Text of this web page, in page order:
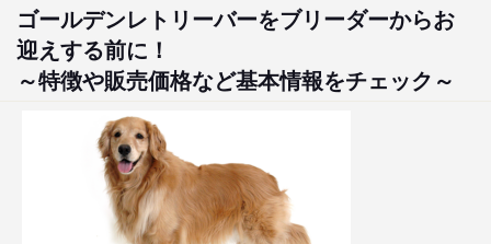
ゴールデンレトリーバーをブリーダーからお
迎えする前に！
～特徴や販売価格など基本情報をチェック～